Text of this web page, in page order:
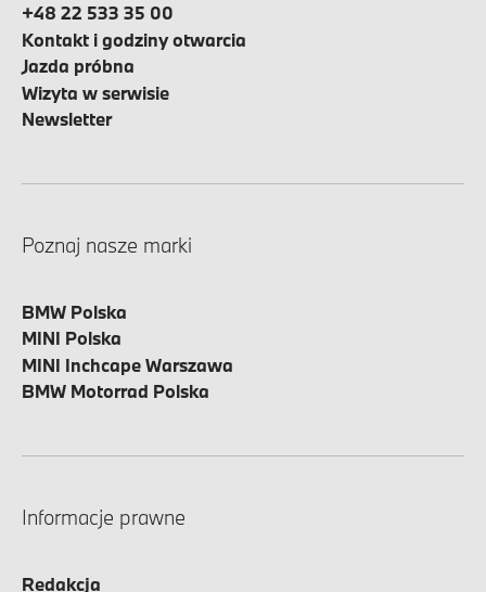
+48 22 533 35 00
Kontakt i godziny otwarcia
Jazda próbna
Wizyta w serwisie
Newsletter
Poznaj nasze marki
BMW Polska
MINI Polska
MINI Inchcape Warszawa
BMW Motorrad Polska
Informacje prawne
Redakcja